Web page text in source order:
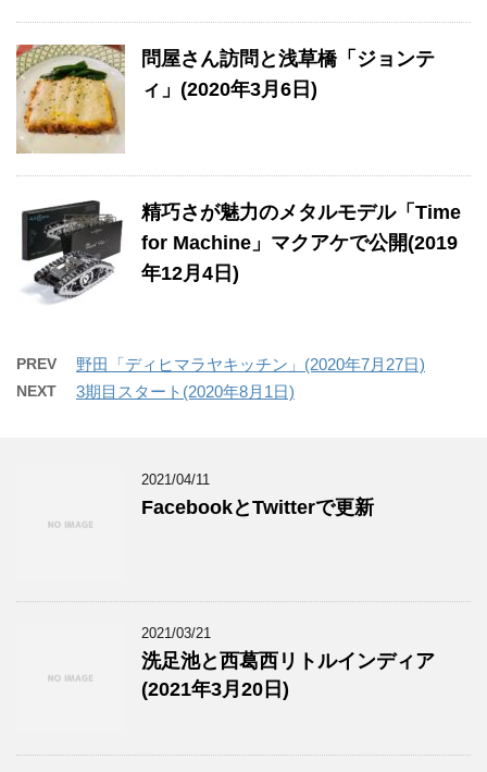
問屋さん訪問と浅草橋「ジョンテ
ィ」(2020年3月6日)
精巧さが魅力のメタルモデル「Time
for Machine」マクアケで公開(2019
年12月4日)
PREV 野田「ディヒマラヤキッチン」(2020年7月27日)
NEXT 3期目スタート(2020年8月1日)
2021/04/11
FacebookとTwitterで更新
2021/03/21
洗足池と西葛西リトルインディア
(2021年3月20日)